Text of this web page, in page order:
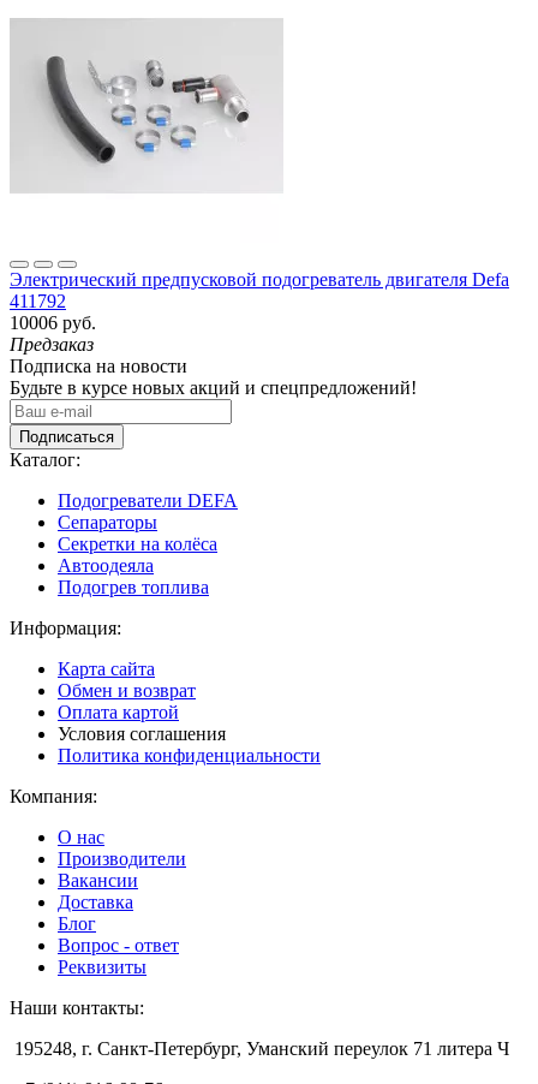
Электрический предпусковой подогреватель двигателя Defa
411792
10006 руб.
Предзаказ
Подписка на новости
Будьте в курсе новых акций и спецпредложений!
Подписаться
Каталог:
Подогреватели DEFA
Сепараторы
Секретки на колёса
Автоодеяла
Подогрев топлива
Информация:
Карта сайта
Обмен и возврат
Оплата картой
Условия соглашения
Политика конфиденциальности
Компания:
О нас
Производители
Вакансии
Доставка
Блог
Вопрос - ответ
Реквизиты
Наши контакты:
195248, г. Санкт-Петербург, Уманский переулок 71 литера Ч